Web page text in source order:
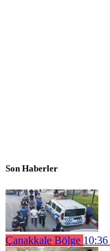
Son Haberler
Çanakkale Bölge 10:36